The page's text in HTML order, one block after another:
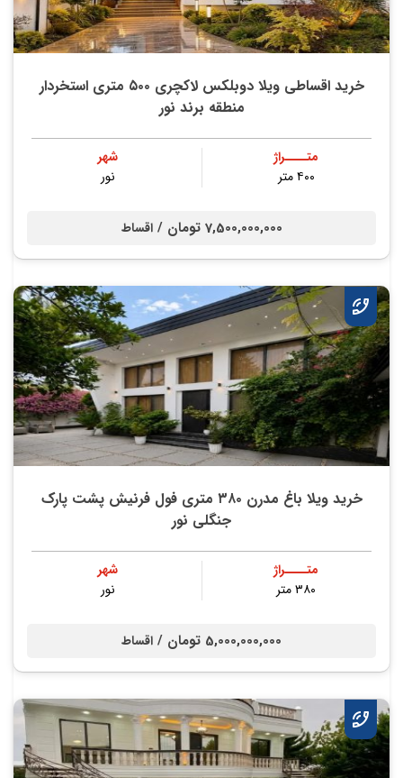
خرید اقساطی ویلا دوبلکس لاکچری ۵۰۰ متری استخردار
منطقه برند نور
متــــراژ
۴۰۰ متر
شهر
نور
7,500,000,000 تومان / اقساط
خرید ویلا باغ مدرن ۳۸۰ متری فول فرنیش پشت پارک
جنگلی نور
متــــراژ
۳۸۰ متر
شهر
نور
5,000,000,000 تومان / اقساط